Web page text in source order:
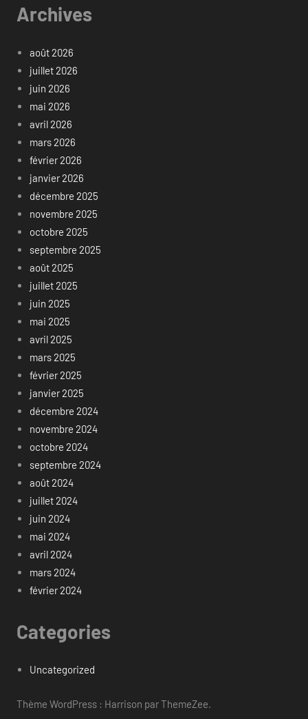
Archives
août 2026
juillet 2026
juin 2026
mai 2026
avril 2026
mars 2026
février 2026
janvier 2026
décembre 2025
novembre 2025
octobre 2025
septembre 2025
août 2025
juillet 2025
juin 2025
mai 2025
avril 2025
mars 2025
février 2025
janvier 2025
décembre 2024
novembre 2024
octobre 2024
septembre 2024
août 2024
juillet 2024
juin 2024
mai 2024
avril 2024
mars 2024
février 2024
Categories
Uncategorized
Thème WordPress : Harrison par ThemeZee.